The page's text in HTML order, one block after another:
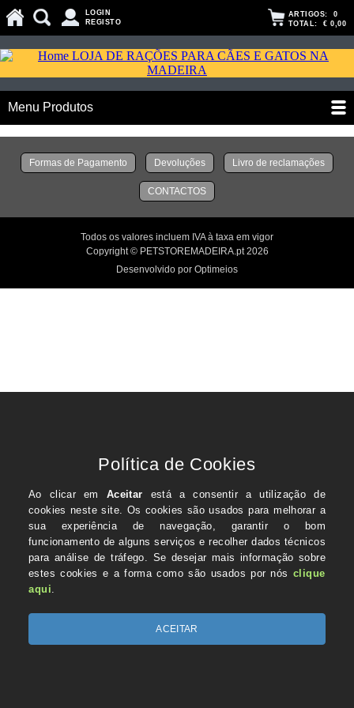
LOGIN
REGISTO
ARTIGOS: 0
TOTAL: € 0,00
Menu Produtos
Formas de Pagamento Devoluções Livro de reclamações
CONTACTOS
Todos os valores incluem IVA à taxa em vigor
Copyright © PETSTOREMADEIRA.pt 2026
Desenvolvido por Optimeios